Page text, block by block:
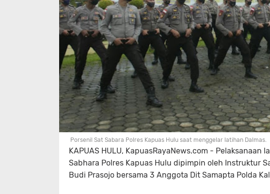
Porsenil Sat Sabara Polres Kapuas Hulu saat menggelar latihan Dalmas.
KAPUAS HULU, KapuasRayaNews.com -
Sabhara Polres Kapuas Hulu dipimpin oleh Instruktur
Budi Prasojo bersama 3 Anggota Dit Samapta Polda